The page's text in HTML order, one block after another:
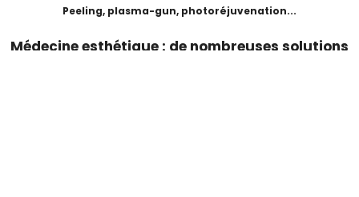
Peeling, plasma-gun, photoréjuvenation...
Médecine esthétique : de nombreuses solutions